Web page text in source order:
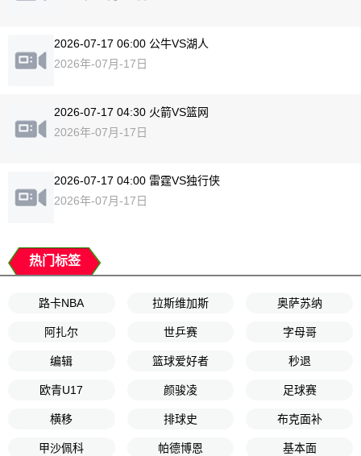
2026-07-17 06:00 公牛VS湖人
2026年-07月-17日
2026-07-17 04:30 火箭VS篮网
2026年-07月-17日
2026-07-17 04:00 雷霆VS独行侠
2026年-07月-17日
热门标签
路卡NBA 拉斯维加斯 奥萨苏纳
阿扎尔 世乒赛 字母哥
编辑 篮球爱好者 秒退
欧青U17 颜骏凌 足球赛
横移 排球史 布克面补
甲沙佩科 帕德博恩 基本面